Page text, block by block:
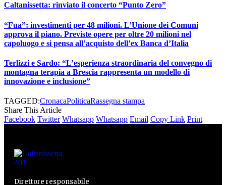
Caltanissetta: rinviato il concerto “Punto Zero”
“Fua”: investimenti per 48 milioni. L’Unione dei Comuni
approva il piano. Previste opere per oltre 20 milioni nel
capoluogo e si pensa all’acquisto dell’ex Banca d’Italia
Terlizzi e Sardo: “L’esperienza straordinaria del convegno di
montagna terapia a Brescia rappresenta un modello di
innovazione e inclusione”
TAGGED:CronacaPoliticaRassegna stampa
Share This Article
Facebook Twitter Whatsapp Whatsapp Email Copy Link Print
Direttore responsabile